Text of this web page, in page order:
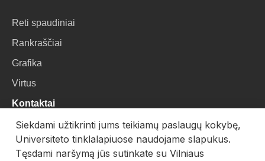
Reti spaudiniai
Rankraščiai
Grafika
Virtus
Kontaktai
VU Biblioteka
Universiteto g. 3, LT-01122, Vilnius
Siekdami užtikrinti jums teikiamų paslaugų kokybę,
Universiteto tinklalapiuose naudojame slapukus.
Tęsdami naršymą jūs sutinkate su Vilniaus